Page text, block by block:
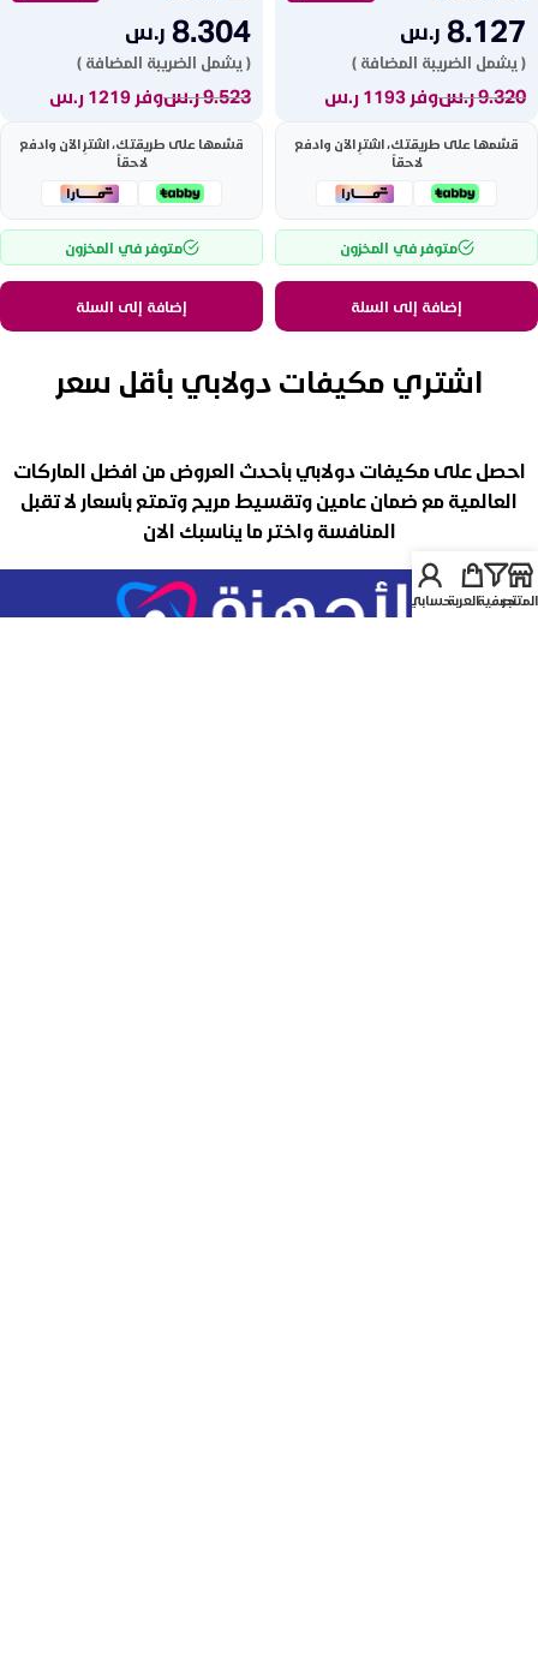
8.127 ر.س
( يشمل الضريبة المضافة )
9.320ر.سوفر 1193 ر.س
قسّمها على طريقتك، اشترِ الآن وادفع
لاحقاً
متوفر في المخزون
إضافة إلى السلة
8.304 ر.س
( يشمل الضريبة المضافة )
9.523ر.سوفر 1219 ر.س
قسّمها على طريقتك، اشترِ الآن وادفع
لاحقاً
متوفر في المخزون
إضافة إلى السلة
اشتري مكيفات دولابي بأقل سعر
احصل على مكيفات دولابي بأحدث العروض من افضل الماركات
العالمية مع ضمان عامين وتقسيط مريح وتمتع بأسعار لا تقبل
المنافسة واختر ما يناسبك الان
المتجرتصفيةالعربةحسابي